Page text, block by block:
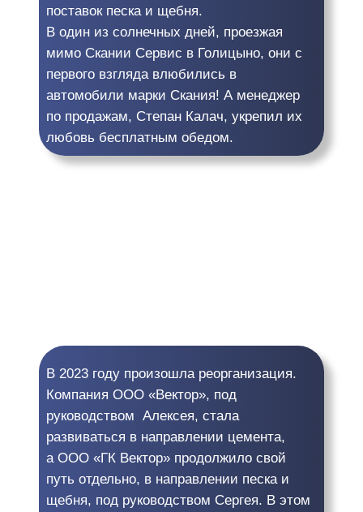
поставок песка и щебня.
В один из солнечных дней, проезжая
мимо Скании Сервис в Голицыно, они с
первого взгляда влюбились в
автомобили марки Скания! А менеджер
по продажам, Степан Калач, укрепил их
любовь бесплатным обедом.
В 2023 году произошла реорганизация.
Компания ООО «Вектор», под
руководством Алексея, стала
развиваться в направлении цемента,
а ООО «ГК Вектор» продолжило свой
путь отдельно, в направлении песка и
щебня, под руководством Сергея. В этом